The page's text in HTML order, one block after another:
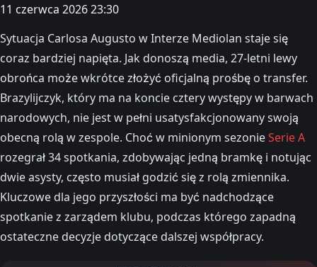
11 czerwca 2026 23:30
Sytuacja Carlosa Augusto w Interze Mediolan staje się
coraz bardziej napięta. Jak donoszą media, 27-letni lewy
obrońca może wkrótce złożyć oficjalną prośbę o transfer.
Brazylijczyk, który ma na koncie cztery występy w barwach
narodowych, nie jest w pełni usatysfakcjonowany swoją
obecną rolą w zespole. Choć w minionym sezonieSerie A
rozegrał 34 spotkania, zdobywając jedną bramkę i notując
dwie asysty, często musiał godzić się z rolą zmiennika.
Kluczowe dla jego przyszłości ma być nadchodzące
spotkanie z zarządem klubu, podczas którego zapadną
ostateczne decyzje dotyczące dalszej współpracy.